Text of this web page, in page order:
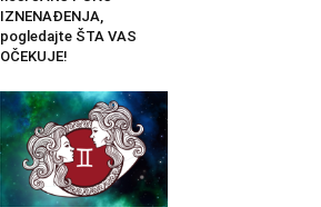
IZNENAĐENJA,
pogledajte ŠTA VAS
OČEKUJE!